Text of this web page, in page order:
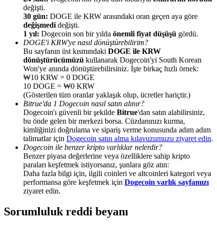
Kazan
Power Piggy
Günlük rekabetçi ödüller kazanın
değişti.
30 gün: DOGE ile KRW arasındaki oran geçen aya göre
değişmedi değişti.
1 yıl: Dogecoin son bir yılda önemli fiyat düşüşü gördü.
DOGE'i KRW'ye nasıl dönüştürebilirim?
Bu sayfanın üst kısmındaki DOGE ile KRW
dönüştürücümüzü kullanarak Dogecoin'yi South Korean
Won'ye anında dönüştürebilirsiniz. İşte birkaç hızlı örnek:
₩10 KRW = 0 DOGE
10 DOGE = ₩0 KRW
(Gösterilen tüm oranlar yaklaşık olup, ücretler hariçtir.)
Bitrue'da 1 Dogecoin nasıl satın alınır?
Dogecoin'ı güvenli bir şekilde Bitrue'dan satın alabilirsiniz,
bu önde gelen bir merkezi borsa. Cüzdanınızı kurma,
kimliğinizi doğrulama ve sipariş verme konusunda adım adım
talimatlar için Dogecoin satın alma kılavuzumuzu ziyaret edin.
Dogecoin ile benzer kripto varlıklar nelerdir?
Benzer piyasa değerlerine veya özelliklere sahip kripto
paraları keşfetmek istiyorsanız, şunlara göz atın:
Daha fazla bilgi için, ilgili coinleri ve altcoinleri kategori veya
performansa göre keşfetmek için Dogecoin varlık sayfamızı
ziyaret edin.
Sorumluluk reddi beyanı